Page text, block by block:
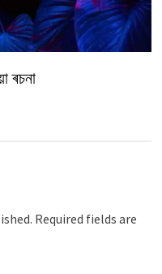
ৰচনা
Required fields are